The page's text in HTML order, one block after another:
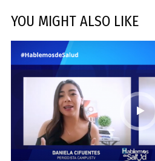
YOU MIGHT ALSO LIKE